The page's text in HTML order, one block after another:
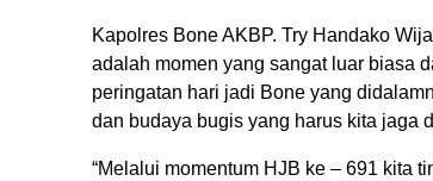
Kapolres Bone AKBP. Try Handako
adalah momen yang sangat luar biasa
peringatan hari jadi Bone yang
dan budaya bugis yang harus kita jaga
“Melalui momentum HJB ke – 691 kita